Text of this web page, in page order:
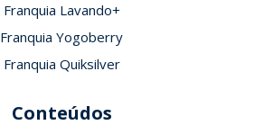
Franquia Lavando+
Franquia Yogoberry
Franquia Quiksilver
Conteúdos